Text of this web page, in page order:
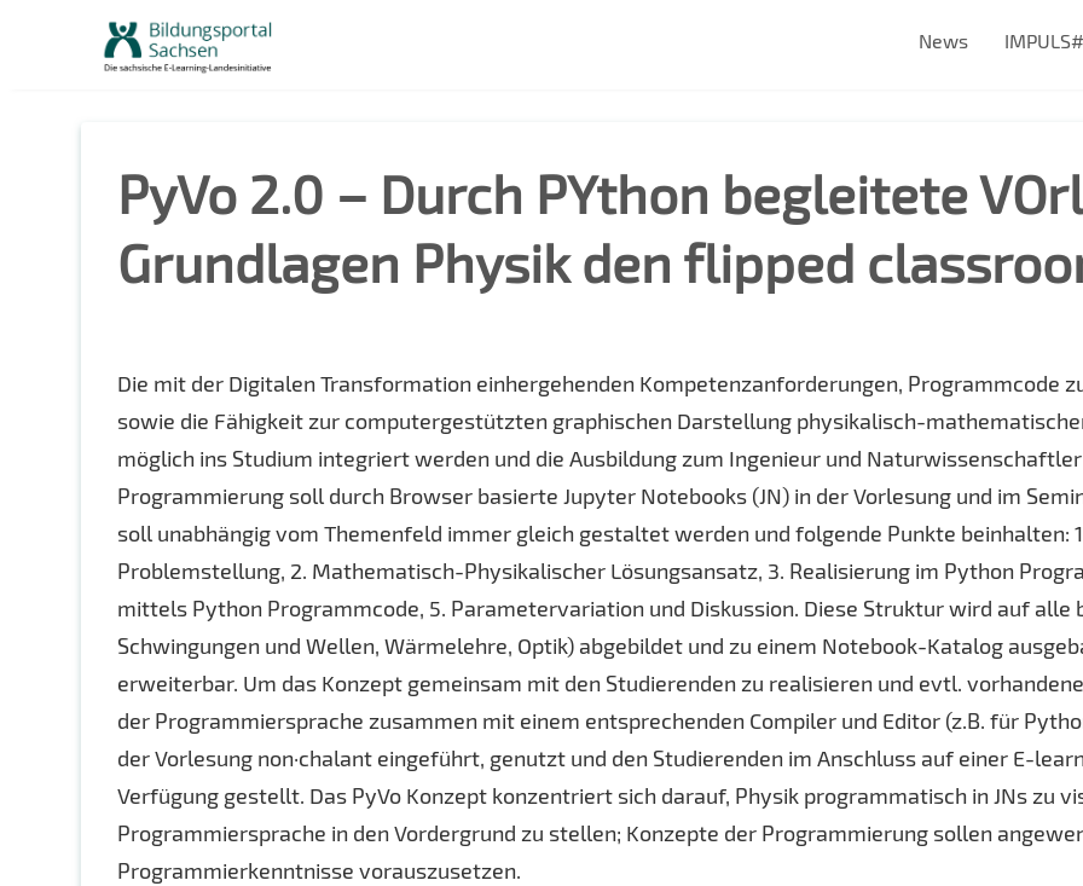
News
PyVo 2.0 – Durch PYthon begleitete
Grundlagen Physik den flipped
Die mit der Digitalen Transformation einhergehenden Kompetenzanforderungen, Programmcode
sowie die Fähigkeit zur computergestützten graphischen Darstellung physikalisch-
möglich ins Studium integriert werden und die Ausbildung zum Ingenieur und
Programmierung soll durch Browser basierte Jupyter Notebooks (JN) in der Vorlesung und im
soll unabhängig vom Themenfeld immer gleich gestaltet werden und folgende Punkte beinhalten:
Problemstellung, 2. Mathematisch-Physikalischer Lösungsansatz, 3. Realisierung im Python
mittels Python Programmcode, 5. Parametervariation und Diskussion. Diese Struktur wird auf alle
Schwingungen und Wellen, Wärmelehre, Optik) abgebildet und zu einem Notebook-Katalog
erweiterbar. Um das Konzept gemeinsam mit den Studierenden zu realisieren und evtl.
der Programmiersprache zusammen mit einem entsprechenden Compiler und Editor (z.B. für
der Vorlesung non·chalant eingeführt, genutzt und den Studierenden im Anschluss auf einer E-
Verfügung gestellt. Das PyVo Konzept konzentriert sich darauf, Physik programmatisch in JNs zu
Programmiersprache in den Vordergrund zu stellen; Konzepte der Programmierung sollen
Programmierkenntnisse vorauszusetzen.